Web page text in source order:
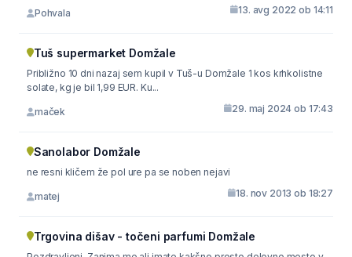
Pohvala 13. avg 2022 ob 14:11
Tuš supermarket Domžale
Približno 10 dni nazaj sem kupil v Tuš-u Domžale 1 kos krhkolistne
solate, kg je bil 1,99 EUR. Ku...
maček 29. maj 2024 ob 17:43
Sanolabor Domžale
ne resni kličem že pol ure pa se noben nejavi
matej 18. nov 2013 ob 18:27
Trgovina dišav - točeni parfumi Domžale